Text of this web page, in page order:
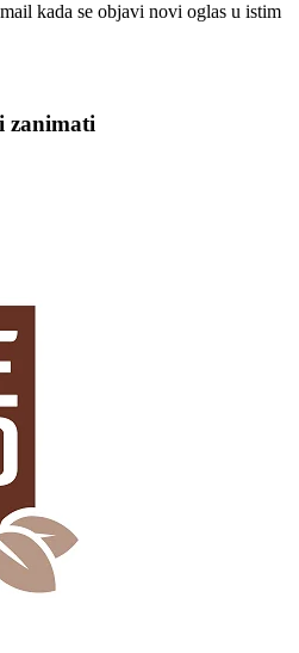
kada se objavi novi oglas u istim
zanimati